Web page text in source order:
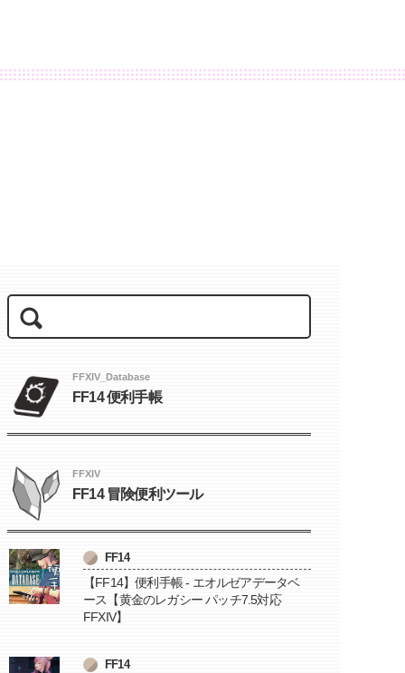
FFXIV_Database
FF14 便利手帳
FFXIV
FF14 冒険便利ツール
FF14
【FF14】便利手帳 - エオルゼアデータベ
ース【黄金のレガシー パッチ7.5対応
FFXIV】
FF14